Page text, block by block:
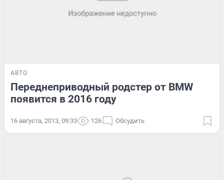
АВТО
Переднеприводный родстер от BMW
появится в 2016 году
16 августа, 2013, 09:33 126 Обсудить